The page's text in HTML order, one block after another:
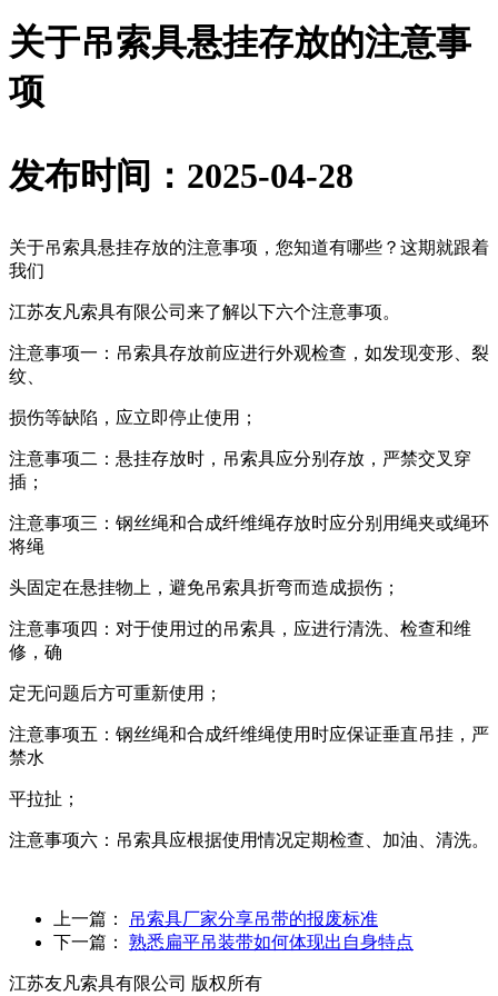
关于吊索具悬挂存放的注意事
项
发布时间：2025-04-28
关于吊索具悬挂存放的注意事项，您知道有哪些？这期就跟着
我们
江苏友凡索具有限公司来了解以下六个注意事项。
注意事项一：吊索具存放前应进行外观检查，如发现变形、裂
纹、
损伤等缺陷，应立即停止使用；
注意事项二：悬挂存放时，吊索具应分别存放，严禁交叉穿
插；
注意事项三：钢丝绳和合成纤维绳存放时应分别用绳夹或绳环
将绳
头固定在悬挂物上，避免吊索具折弯而造成损伤；
注意事项四：对于使用过的吊索具，应进行清洗、检查和维
修，确
定无问题后方可重新使用；
注意事项五：钢丝绳和合成纤维绳使用时应保证垂直吊挂，严
禁水
平拉扯；
注意事项六：吊索具应根据使用情况定期检查、加油、清洗。
上一篇：
吊索具厂家分享吊带的报废标准
下一篇：
熟悉扁平吊装带如何体现出自身特点
江苏友凡索具有限公司 版权所有